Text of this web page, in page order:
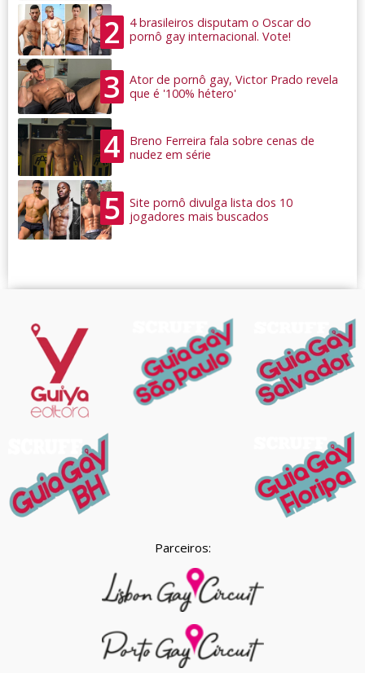
2
4 brasileiros disputam o Oscar do
pornô gay internacional. Vote!
3
Ator de pornô gay, Victor Prado revela
que é '100% hétero'
4
Breno Ferreira fala sobre cenas de
nudez em série
5
Site pornô divulga lista dos 10
jogadores mais buscados
Parceiros: